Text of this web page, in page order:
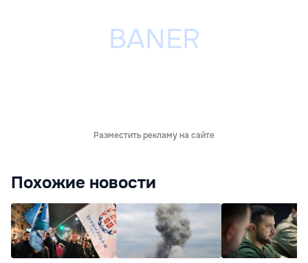
Разместить рекламу на сайте
Похожие новости